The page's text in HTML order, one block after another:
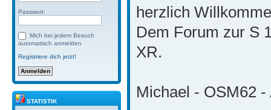
Passwort:
Mich bei jedem Besuch
automatisch anmelden
Registriere dich jetzt!
STATISTIK
herzlich
Dem Forum zur S
XR.
Michael - OSM62